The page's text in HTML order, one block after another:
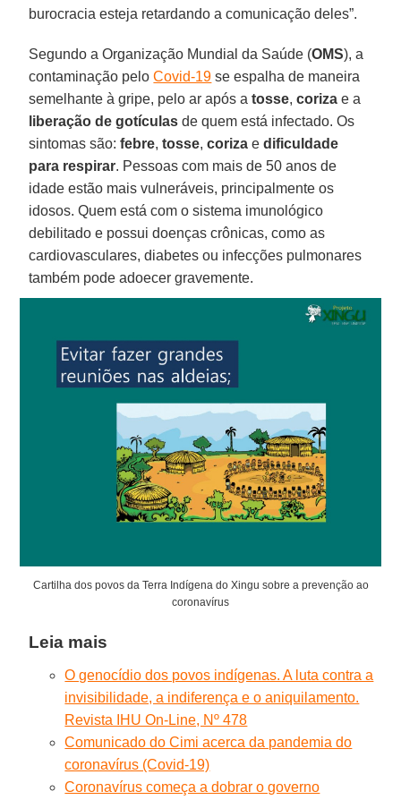
burocracia esteja retardando a comunicação deles”.
Segundo a Organização Mundial da Saúde (OMS), a
contaminação peloCovid-19 se espalha de maneira
semelhante à gripe, pelo ar após atosse,coriza e a
liberação de gotículas de quem está infectado. Os
sintomas são:febre,tosse,coriza edificuldade
para respirar. Pessoas com mais de 50 anos de
idade estão mais vulneráveis, principalmente os
idosos. Quem está com o sistema imunológico
debilitado e possui doenças crônicas, como as
cardiovasculares, diabetes ou infecções pulmonares
também pode adoecer gravemente.
Cartilha dos povos da Terra Indígena do Xingu sobre a prevenção ao
coronavírus
Leia mais
O genocídio dos povos indígenas. A luta contra a
invisibilidade, a indiferença e o aniquilamento.
Revista IHU On-Line, Nº 478
Comunicado do Cimi acerca da pandemia do
coronavírus (Covid-19)
Coronavírus começa a dobrar o governo